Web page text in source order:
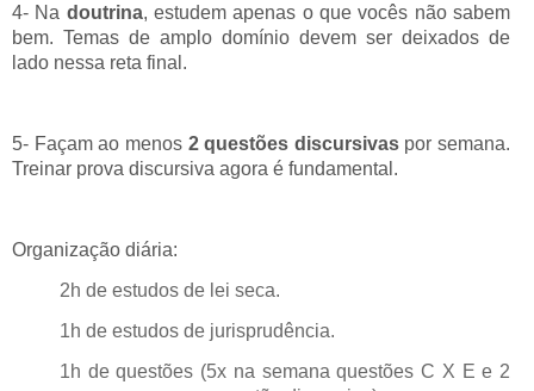
4- Na doutrina, estudem apenas o que vocês não sabem
bem. Temas de amplo domínio devem ser deixados de
lado nessa reta final.
5- Façam ao menos2 questões discursivaspor semana.
Treinar prova discursiva agora é fundamental.
Organização diária:
2h de estudos de lei seca.
1h de estudos de jurisprudência.
1h de questões (5x na semana questões C X E e 2